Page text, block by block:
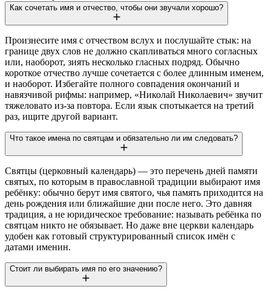
Как сочетать имя и отчество, чтобы они звучали хорошо?
Произнесите имя с отчеством вслух и послушайте стык: на
границе двух слов не должно скапливаться много согласных
или, наоборот, зиять несколько гласных подряд. Обычно
короткое отчество лучше сочетается с более длинным именем,
и наоборот. Избегайте полного совпадения окончаний и
навязчивой рифмы: например, «Николай Николаевич» звучит
тяжеловато из-за повтора. Если язык спотыкается на третий
раз, ищите другой вариант.
Что такое имена по святцам и обязательно ли им следовать?
Святцы (церковный календарь) — это перечень дней памяти
святых, по которым в православной традиции выбирают имя
ребёнку: обычно берут имя святого, чья память приходится на
день рождения или ближайшие дни после него. Это давняя
традиция, а не юридическое требование: называть ребёнка по
святцам никто не обязывает. Но даже вне церкви календарь
удобен как готовый структурированный список имён с
датами именин.
Стоит ли выбирать имя по его значению?